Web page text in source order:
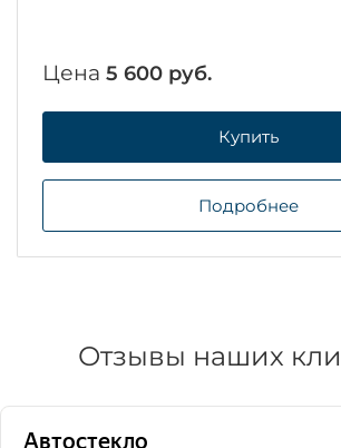
Цена5 600 руб.
Купить
Подробнее
Отзывы наших